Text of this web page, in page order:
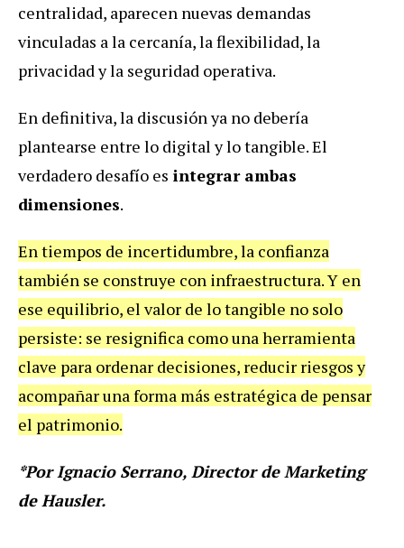
centralidad, aparecen nuevas demandas
vinculadas a la cercanía, la flexibilidad, la
privacidad y la seguridad operativa.
En definitiva, la discusión ya no debería
plantearse entre lo digital y lo tangible. El
verdadero desafío es integrar ambas
dimensiones.
En tiempos de incertidumbre, la confianza
también se construye con infraestructura. Y en
ese equilibrio, el valor de lo tangible no solo
persiste: se resignifica como una herramienta
clave para ordenar decisiones, reducir riesgos y
acompañar una forma más estratégica de pensar
el patrimonio.
*Por Ignacio Serrano, Director de Marketing
de Hausler.